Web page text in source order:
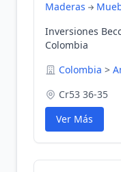
Maderas
Inversiones
Colombia
Colombia >
Cr53 36-35
Ver Más